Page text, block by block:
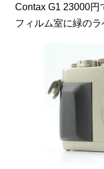
Contax G1 23000円
フィルム室に緑のラ